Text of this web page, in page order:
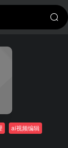
ai视频编辑